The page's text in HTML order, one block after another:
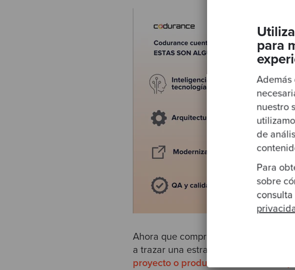
para
Además
nuestro
de
Para
sobre
Ahora que comprendemos la
a trazar una estrategia para mejorar
proyecto o producto necesita este